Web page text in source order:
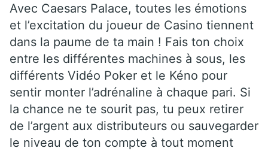
Avec Caesars Palace, toutes les émotions
et l’excitation du joueur de Casino tiennent
dans la paume de ta main ! Fais ton choix
entre les différentes machines à sous, les
différents Vidéo Poker et le Kéno pour
sentir monter l’adrénaline à chaque pari. Si
la chance ne te sourit pas, tu peux retirer
de l’argent aux distributeurs ou sauvegarder
le niveau de ton compte à tout moment